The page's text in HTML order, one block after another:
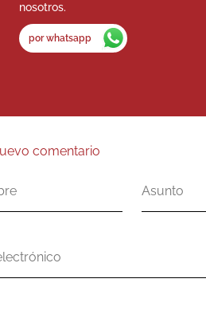
nosotros.
por whatsapp
comentario